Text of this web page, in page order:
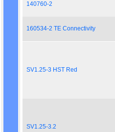
140760-2
160534-2 TE Connectivity
SV1.25-3 HST Red
SV1.25-3.2